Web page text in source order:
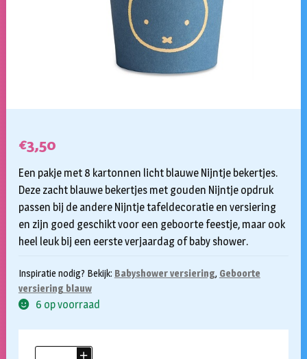
€3,50
Een pakje met 8 kartonnen licht blauwe Nijntje bekertjes.
Deze zacht blauwe bekertjes met gouden Nijntje opdruk
passen bij de andere Nijntje tafeldecoratie en versiering
en zijn goed geschikt voor een geboorte feestje, maar ook
heel leuk bij een eerste verjaardag of baby shower.
Inspiratie nodig? Bekijk: Babyshower versiering, Geboorte
versiering blauw
6 op voorraad